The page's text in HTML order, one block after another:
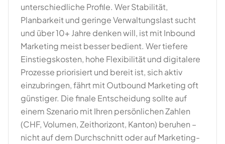
unterschiedliche Profile. Wer Stabilität,
Planbarkeit und geringe Verwaltungslast sucht
und über 10+ Jahre denken will, ist mit Inbound
Marketing meist besser bedient. Wer tiefere
Einstiegskosten, hohe Flexibilität und digitalere
Prozesse priorisiert und bereit ist, sich aktiv
einzubringen, fährt mit Outbound Marketing oft
günstiger. Die finale Entscheidung sollte auf
einem Szenario mit Ihren persönlichen Zahlen
(CHF, Volumen, Zeithorizont, Kanton) beruhen –
nicht auf dem Durchschnitt oder auf Marketing-